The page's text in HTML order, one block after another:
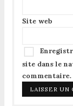
Site web
site dans le
commentaire.